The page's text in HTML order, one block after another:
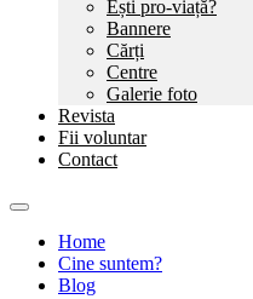
Ești pro-viață?
Bannere
Cărți
Centre
Galerie foto
Revista
Fii voluntar
Contact
Home
Cine suntem?
Blog